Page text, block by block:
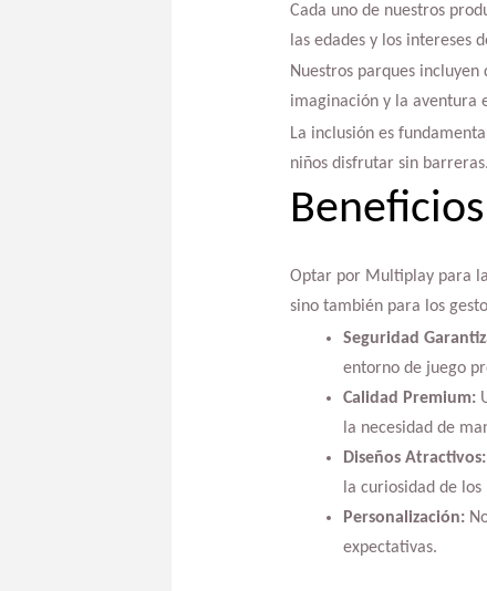
Cada uno de nuestros
las edades y los intereses
Nuestros parques incluyen
imaginación y la aventura
La inclusión es
niños disfrutar sin barreras.
Optar por Multiplay para la
sino también para los
Seguridad
entorno de juego
Calidad Premium:
la necesidad de
Diseños Atractivos:
la curiosidad de los
Personalización:
expectativas.